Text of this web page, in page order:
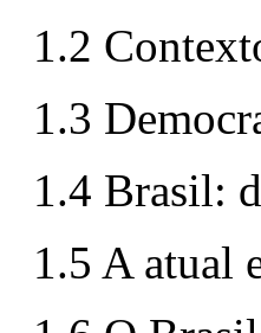
1.2
1.3
1.4 Brasil:
1.5 A atual